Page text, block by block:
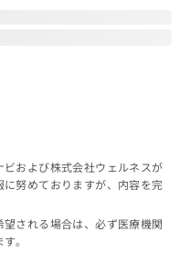
および株式会社ウェルネスが
努めておりますが、内容を完
される場合は、必ず医療機関
。